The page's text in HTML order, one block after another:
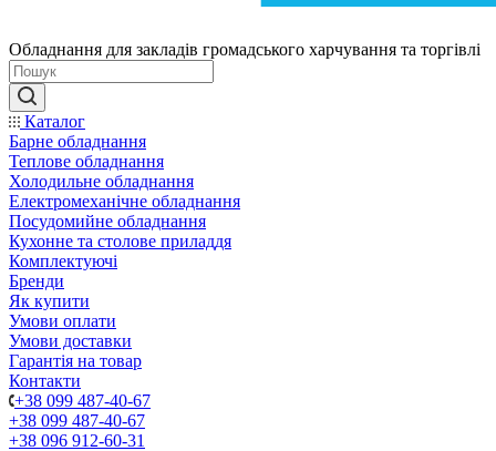
Обладнання для закладів громадського харчування та торгівлі
Каталог
Барне обладнання
Теплове обладнання
Холодильне обладнання
Електромеханічне обладнання
Посудомийне обладнання
Кухонне та столове приладдя
Комплектуючі
Бренди
Як купити
Умови оплати
Умови доставки
Гарантія на товар
Контакти
+38 099 487-40-67
+38 099 487-40-67
+38 096 912-60-31